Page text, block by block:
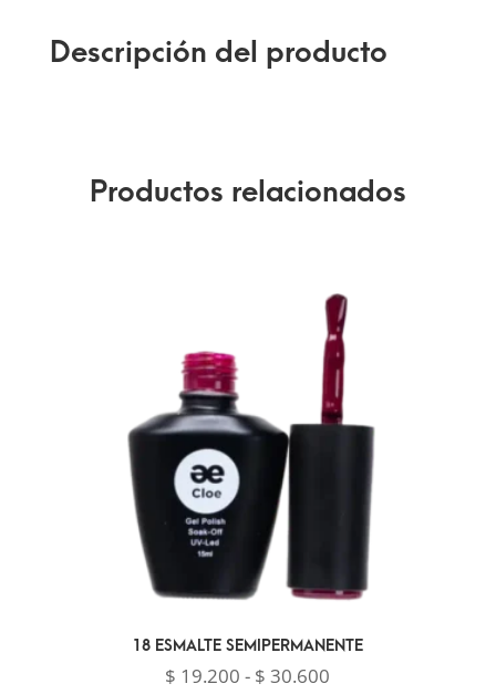
Descripción del producto
Productos relacionados
18 ESMALTE SEMIPERMANENTE
$ 19.200 - $ 30.600